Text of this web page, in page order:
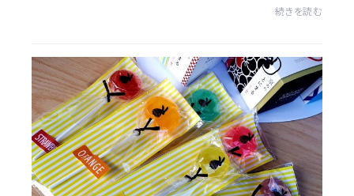
続きを読む